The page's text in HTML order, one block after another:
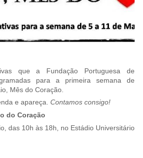
que a Fundação Portuguesa de
para a primeira semana de
Mês do Coração.
e apareça. Contamos consigo!
do Coração
das 10h às 18h, no Estádio Universitário